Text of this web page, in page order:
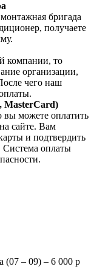
бригада
получаете
компании, то
организации,
чего наш
MasterCard)
вы можете оплатить
сайте. Вам
и подтвердить
оплаты
(07 – 09) – 6 000 р